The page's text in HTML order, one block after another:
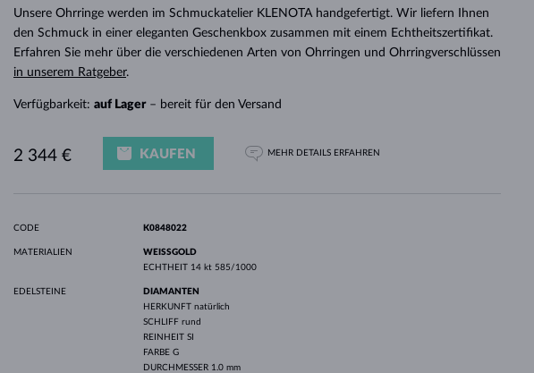
WEISSGOLD
ROSÉGOLD
DURCHSEHEN
WEISSGOLD
Unsere Ohrringe werden im Schmuckatelier KLENOTA handgefertigt. Wir liefern Ihnen
den Schmuck in einer eleganten Geschenkbox zusammen mit einem Echtheitszertifikat.
Erfahren Sie mehr über die verschiedenen Arten von Ohrringen und Ohrringverschlüssen
in unserem Ratgeber.
Verfügbarkeit: auf Lager– bereit für den Versand
2 344 € KAUFEN MEHR DETAILS ERFAHREN
CODE K0848022
MATERIALIEN
WEISSGOLD
ECHTHEIT 14 kt 585/1000
EDELSTEINE
DIAMANTEN
HERKUNFT natürlich
SCHLIFF rund
REINHEIT SI
FARBE G
DURCHMESSER 1.0 mm